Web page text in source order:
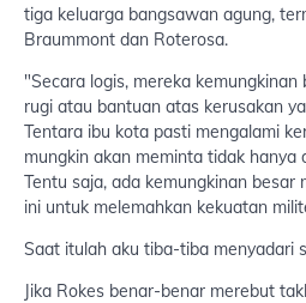
tiga keluarga bangsawan agung,
Braummont dan Roterosa.
"Secara logis, mereka
rugi atau bantuan atas kerusakan
Tentara ibu kota pasti mengalami
mungkin akan meminta tidak hanya
Tentu saja, ada kemungkinan besar
ini untuk melemahkan kekuatan
Saat itulah aku tiba-tiba menyadari
Jika Rokes benar-benar merebut